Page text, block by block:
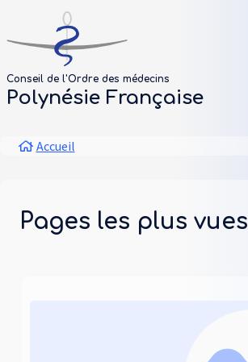
Aller au contenu principal
Conseil de l'Ordre des médecins
Polynésie Française
Fil d'Ariane
Accueil
Pages les plus vues
Panneau de gestion des cookies